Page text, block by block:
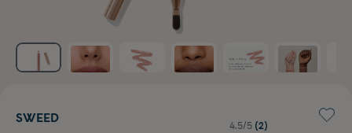
SWEED
4.5/5 (2)